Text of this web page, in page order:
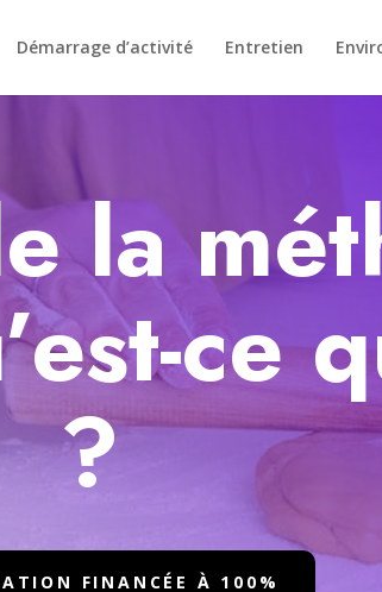
Démarrage d’activité Entretien
la
ce
?
FINANCÉE À 100%